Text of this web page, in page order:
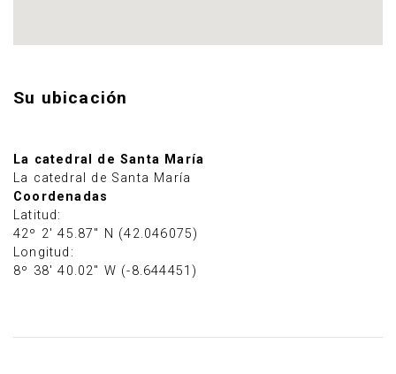
Su ubicación
La catedral de Santa María
La catedral de Santa María
Coordenadas
Latitud:
42º 2' 45.87" N (42.046075)
Longitud:
8º 38' 40.02" W (-8.644451)